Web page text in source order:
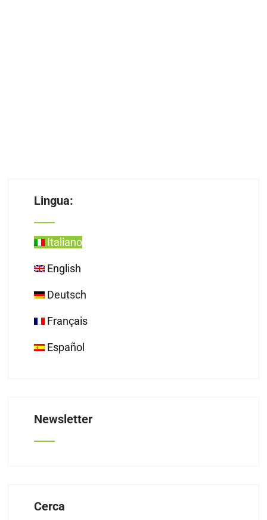
Lingua:
Italiano
English
Deutsch
Français
Español
Newsletter
Cerca